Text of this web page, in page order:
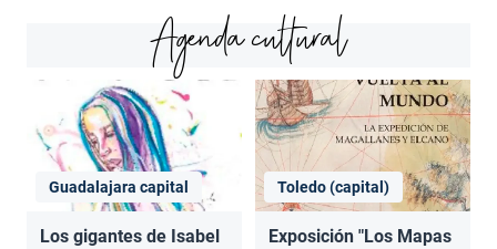
Agenda cultural
Guadalajara capital
Los gigantes de Isabel
Toledo (capital)
Exposición "Los Mapas